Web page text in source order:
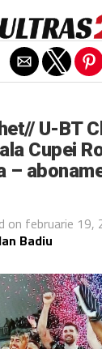
U-BT
Cupei
–
on februarie 19,
Badiu
Exit mobile